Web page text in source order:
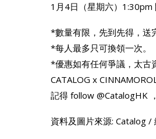
1月4日（星期六）1:30pm
*數量有限，先到先得，送
*每人最多只可換領一次。
*優惠如有任何爭議，太古
CATALOG x
記得 follow @CatalogHK
資料及圖片來源: Catalog